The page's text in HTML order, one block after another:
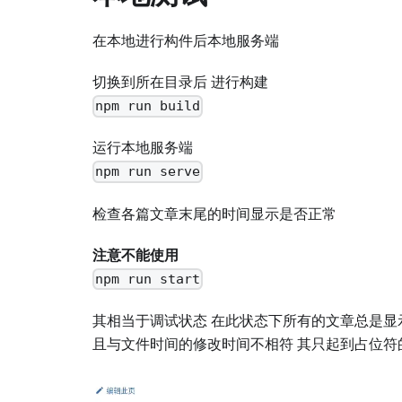
在本地进行构件后本地服务端
切换到所在目录后 进行构建
npm run build
运行本地服务端
npm run serve
检查各篇文章末尾的时间显示是否正常
注意不能使用
npm run start
其相当于调试状态 在此状态下所有的文章总是
且与文件时间的修改时间不相符 其只起到占位